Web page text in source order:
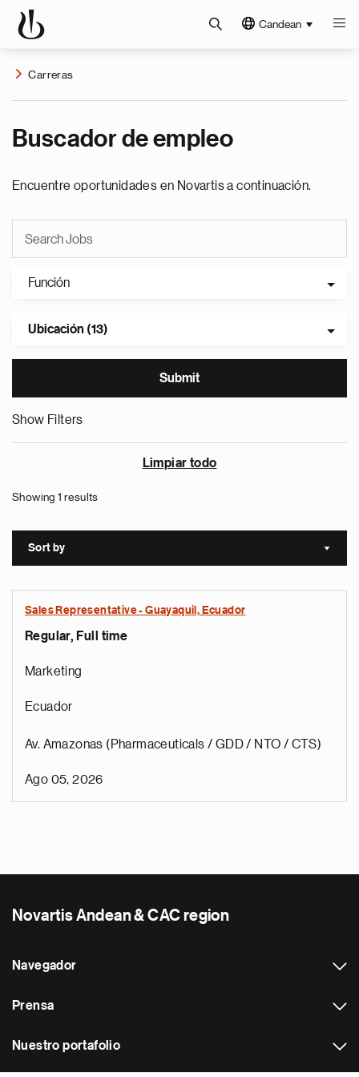
Candean
Carreras
Buscador de empleo
Encuentre oportunidades en Novartis a continuación.
Función
Ubicación (13)
Show Filters
Limpiar todo
Showing 1 results
Sort by Sort
Sales Representative - Guayaquil, Ecuador
Regular, Full time
Marketing
Ecuador
Av. Amazonas (Pharmaceuticals / GDD / NTO / CTS)
Ago 05, 2026
Novartis Andean & CAC region
Navegador
Prensa
Nuestro portafolio